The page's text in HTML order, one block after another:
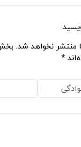
منتشر نخواهد شد.
*